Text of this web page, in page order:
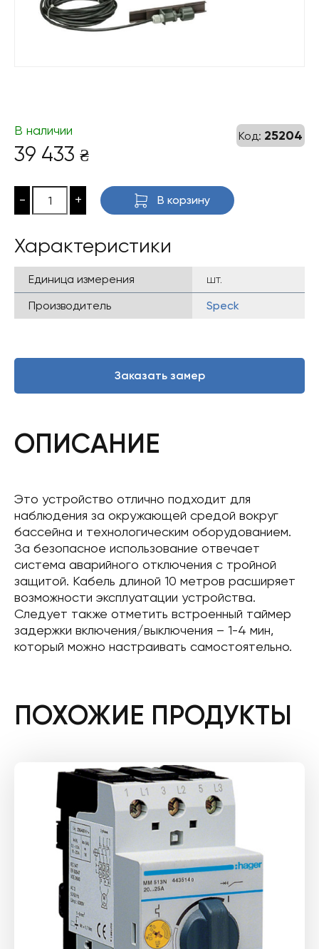
Код: 25204
В наличии
39 433 ₴
- + В корзину
Характеристики
Единица измерения
шт.
Производитель
Speck
Заказать замер
ОПИСАНИЕ
Это устройство отлично подходит для
наблюдения за окружающей средой вокруг
бассейна и технологическим оборудованием.
За безопасное использование отвечает
система аварийного отключения с тройной
защитой. Кабель длиной 10 метров расширяет
возможности эксплуатации устройства.
Следует также отметить встроенный таймер
задержки включения/выключения – 1-4 мин,
который можно настраивать самостоятельно.
ПОХОЖИЕ ПРОДУКТЫ